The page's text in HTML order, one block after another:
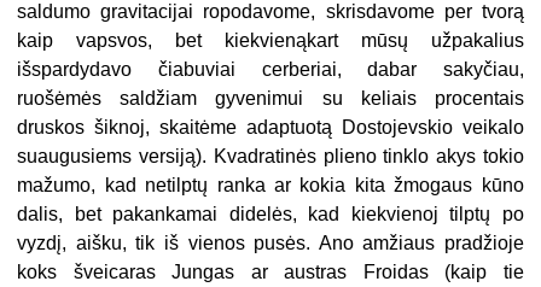
saldumo gravitacijai ropodavome, skrisdavome per tvorą
kaip vapsvos, bet kiekvienąkart mūsų užpakalius
išspardydavo čiabuviai cerberiai, dabar sakyčiau,
ruošėmės saldžiam gyvenimui su keliais procentais
druskos šiknoj, skaitėme adaptuotą Dostojevskio veikalo
suaugusiems versiją). Kvadratinės plieno tinklo akys tokio
mažumo, kad netilptų ranka ar kokia kita žmogaus kūno
dalis, bet pakankamai didelės, kad kiekvienoj tilptų po
vyzdį, aišku, tik iš vienos pusės. Ano amžiaus pradžioje
koks šveicaras Jungas ar austras Froidas (kaip tie